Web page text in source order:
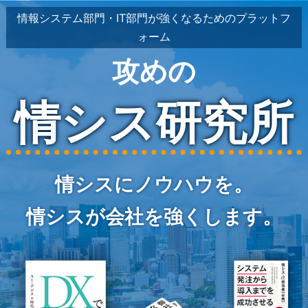
情報システム部門・IT部門が強くなるためのプラットフ
ォーム
攻めの
情シス研究所
情シスにノウハウを。
情シスが会社を強くします。